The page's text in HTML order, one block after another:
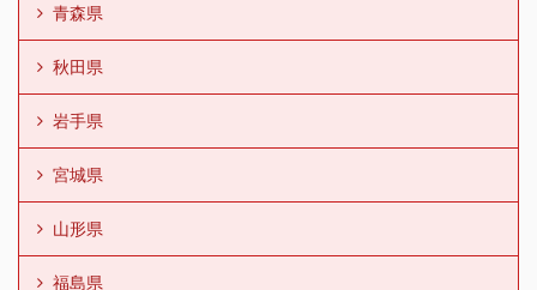
青森県
秋田県
岩手県
宮城県
山形県
福島県